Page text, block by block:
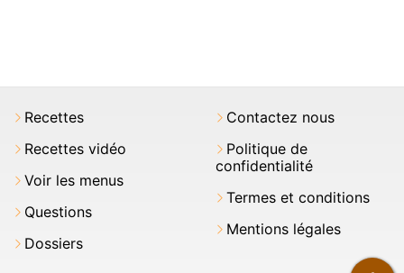
Recettes
Recettes vidéo
Voir les menus
Questions
Dossiers
Contactez nous
Politique de
confidentialité
Termes et conditions
Mentions légales